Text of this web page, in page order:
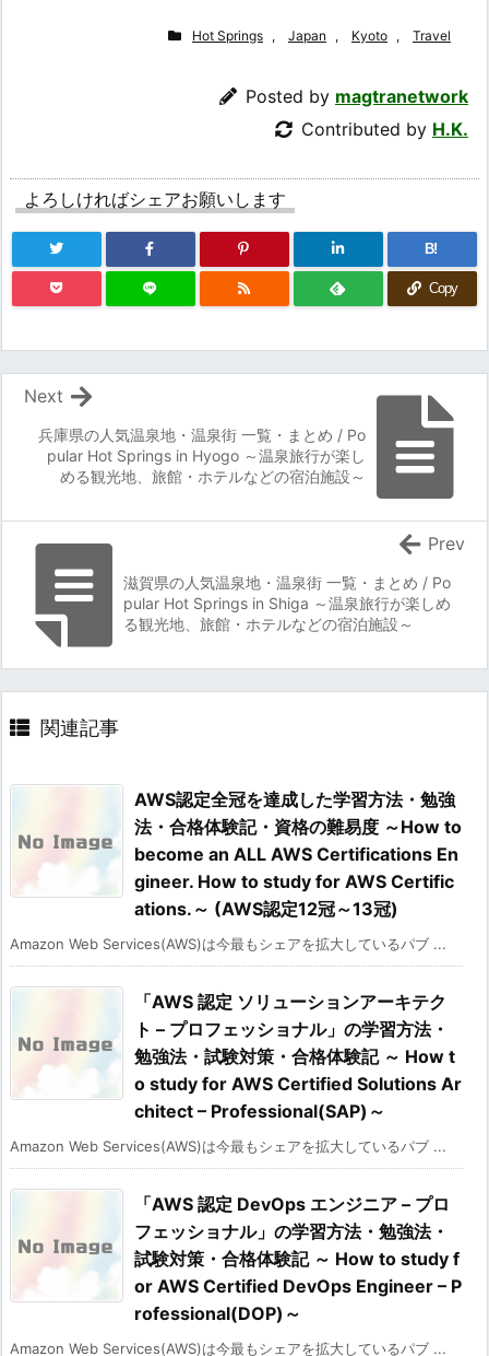
Hot Springs , Japan , Kyoto , Travel
Posted by magtranetwork
Contributed by H.K.
よろしければシェアお願いします
B!
Copy
兵庫県の人気温泉地・温泉街 一覧・まとめ / Po
pular Hot Springs in Hyogo ～温泉旅行が楽し
める観光地、旅館・ホテルなどの宿泊施設～
Next
滋賀県の人気温泉地・温泉街 一覧・まとめ / Po
pular Hot Springs in Shiga ～温泉旅行が楽しめ
る観光地、旅館・ホテルなどの宿泊施設～
Prev
関連記事
AWS認定全冠を達成した学習方法・勉強
法・合格体験記・資格の難易度 ～How to
become an ALL AWS Certifications En
gineer. How to study for AWS Certific
ations.～ (AWS認定12冠～13冠)
Amazon Web Services(AWS)は今最もシェアを拡大しているパブ ...
「AWS 認定 ソリューションアーキテク
ト – プロフェッショナル」の学習方法・
勉強法・試験対策・合格体験記 ～ How t
o study for AWS Certified Solutions Ar
chitect – Professional(SAP)～
Amazon Web Services(AWS)は今最もシェアを拡大しているパブ ...
「AWS 認定 DevOps エンジニア – プロ
フェッショナル」の学習方法・勉強法・
試験対策・合格体験記 ～ How to study f
or AWS Certified DevOps Engineer – P
rofessional(DOP)～
Amazon Web Services(AWS)は今最もシェアを拡大しているパブ ...